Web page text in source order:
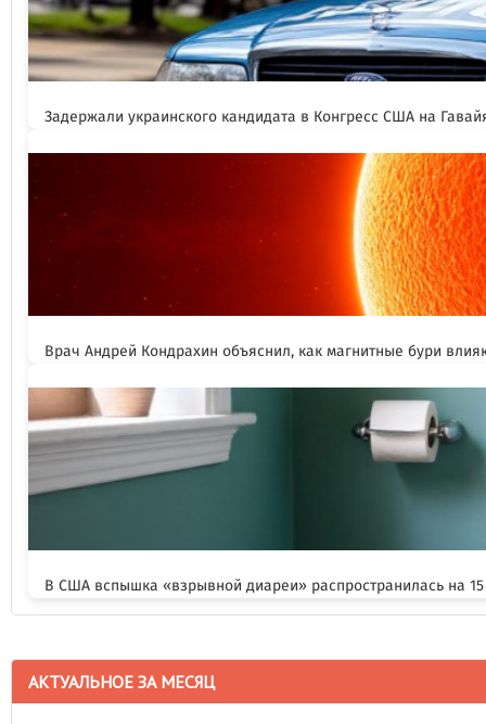
Задержали украинского кандидата в Конгресс США на
Врач Андрей Кондрахин объяснил, как магнитные бури
В США вспышка «взрывной диареи» распространилась на
АКТУАЛЬНОЕ ЗА МЕСЯЦ